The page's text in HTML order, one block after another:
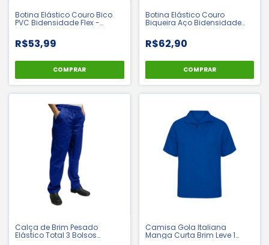
Botina Elástico Couro Bico
PVC Bidensidade Flex -
R$53,99
COMPRAR
Botina Elástico Couro
Biqueira Aço Bidensidade
R$62,90
COMPRAR
Calça de Brim Pesado
Elástico Total 3 Bolsos
Camisa Gola Italiana
Manga Curta Brim Leve 1